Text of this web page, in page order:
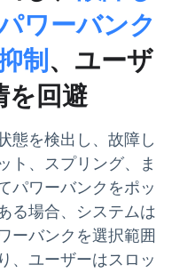
ワーバンク
制 、ユーザ
を回避
態を検出し、故障し
ト、スプリング、ま
パワーバンクをポッ
る場合、システムは
ーバンクを選択範囲
、ユーザーはスロッ